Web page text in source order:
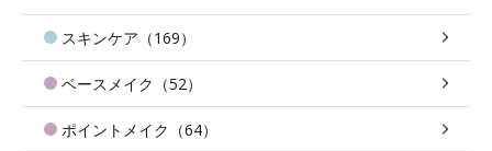
スキンケア（169）
ベースメイク（52）
ポイントメイク（64）